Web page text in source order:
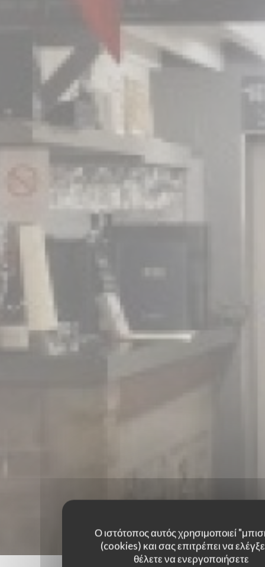
Ο ιστότοπος αυτός χρησιμοποιεί
(cookies) και σας επιτρέπει να
θέλετε να ενεργοποιήσετε